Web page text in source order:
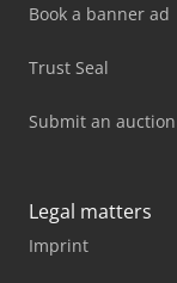
Book a banner ad
Trust Seal
Submit an auction
Legal matters
Imprint